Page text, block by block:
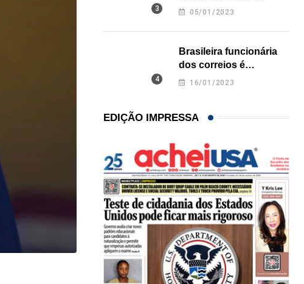
IMIGRAÇÃO,LOCAL
impressas em 3D é
05/01/2023
Brasileira funcionária
dos correios é
assassinada a facadas
16/01/2023
EDIÇÃO IMPRESSA